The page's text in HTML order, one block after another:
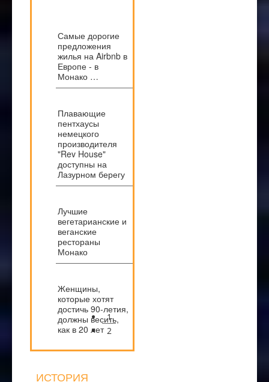
Самые дорогие
предложения
жилья на Airbnb в
Европе - в
Монако …
Плавающие
пентхаусы
немецкого
производителя
"Rev House"
доступны на
Лазурном берегу
Лучшие
вегетарианские и
веганские
рестораны
Монако
Женщины,
которые хотят
достичь 90-летия,
должны весить,
как в 20 лет
1
2
ИСТОРИЯ